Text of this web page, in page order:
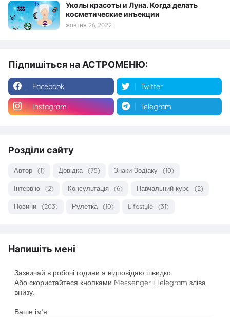
Уколы красоты и Луна. Когда делать
косметические инъекции
жовтня 26, 2022
Підпишіться на АСТРОМЕНЮ:
Facebook Twitter
Instagram Telegram
Розділи сайту
Автор (1) Довідка (75) Знаки Зодіаку (10)
Інтерв'ю (2) Консультація (6) Навчальний курс (2)
Новини (203) Рулетка (10) Lifestyle (31)
Напишіть мені
Зазвичай в робочі години я відповідаю швидко.
Або скористайтеся кнопками Messenger і Telegram зліва
внизу.
Ваше ім’я